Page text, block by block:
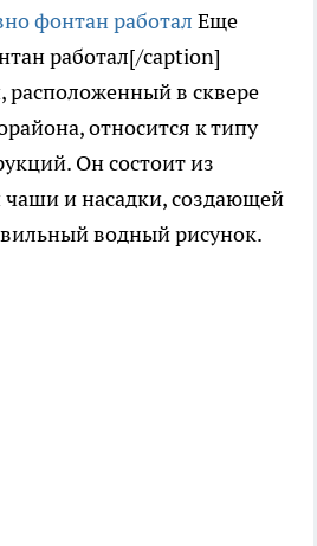
Еще
работал[/caption]
в сквере
относится к типу
Он состоит из
и насадки, создающей
водный рисунок.